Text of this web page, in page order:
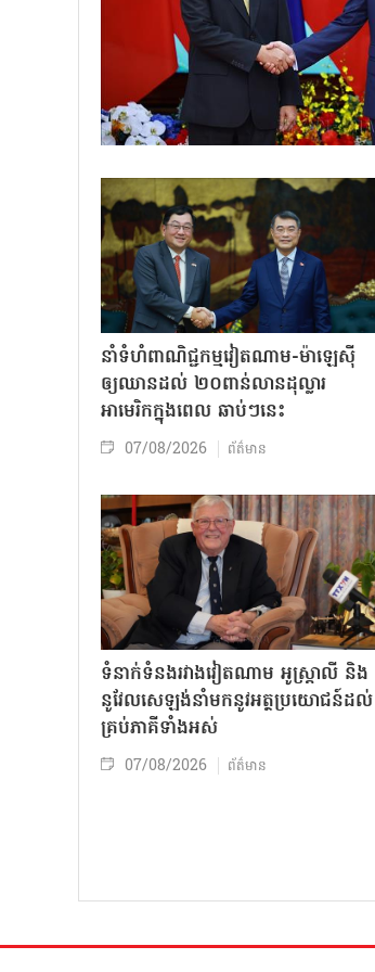
នាំទំហំពាណិជ្ជកម្មវៀតណាម-ម៉ាឡេស៊ី
ឲ្យឈានដល់ ២០ពាន់លានដុល្លារ
អាមេរិកក្នុងពេល ឆាប់ៗនេះ
07/08/2026 ព័ត៌មាន
ទំនាក់ទំនងរវាងវៀតណាម អូស្ត្រាលី និង
នូវែលសេឡង់នាំមកនូវអត្ថប្រយោជន៍ដល់
គ្រប់ភាគីទាំងអស់
07/08/2026 ព័ត៌មាន